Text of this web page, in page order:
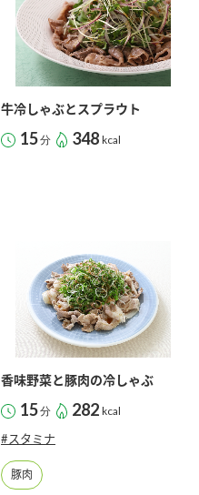
牛冷しゃぶとスプラウト
15分 348 kcal
香味野菜と豚肉の冷しゃぶ
15分 282 kcal
#スタミナ
豚肉